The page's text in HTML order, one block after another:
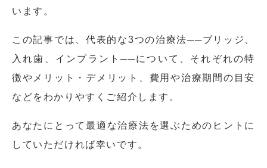
います。
この記事では、代表的な3つの治療法──ブリッジ、
入れ歯、インプラント──について、それぞれの特
徴やメリット・デメリット、費用や治療期間の目安
などをわかりやすくご紹介します。
あなたにとって最適な治療法を選ぶためのヒントに
していただければ幸いです。